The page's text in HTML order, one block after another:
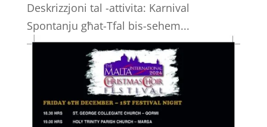
Deskrizzjoni tal -attivita: Karnival
Spontanju għat-Tfal bis-sehem...